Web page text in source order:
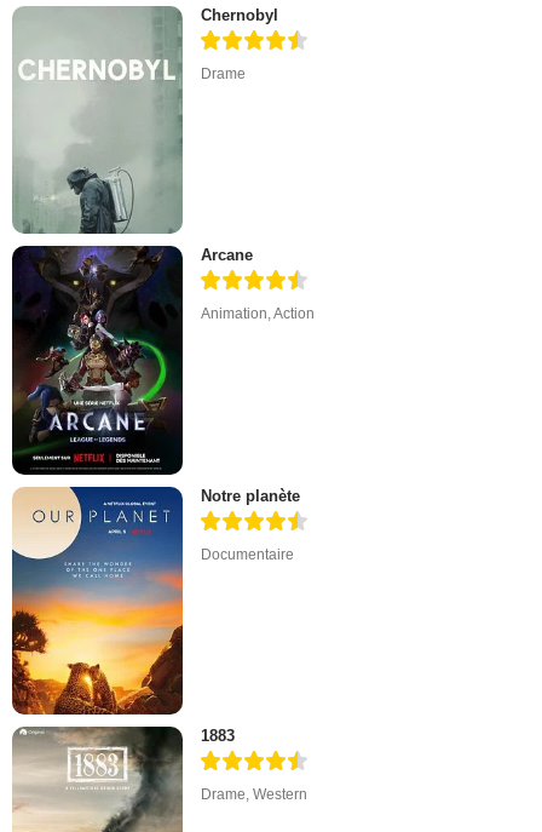
Chernobyl
Drame
Arcane
Animation,Action
Notre planète
Documentaire
1883
Drame,Western